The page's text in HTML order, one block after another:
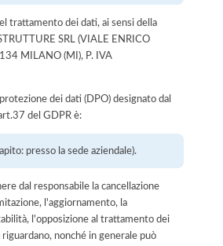
trattamento dei dati, ai sensi della
SRL (VIALE ENRICO
MILANO (MI), P. IVA
dei dati (DPO) designato dal
del GDPR è:
presso la sede aziendale).
dal responsabile la cancellazione
l'aggiornamento, la
l'opposizione al trattamento dei
nonché in generale può